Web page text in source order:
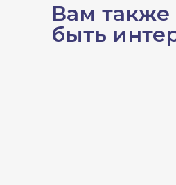
Вам
быть